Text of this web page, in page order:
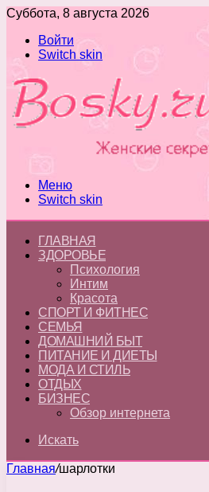
Суббота, 8 августа 2026
Войти
Switch skin
Меню
Switch skin
ГЛАВНАЯ
ЗДОРОВЬЕ
Психология
Интим
Красота
СПОРТ И ФИТНЕС
СЕМЬЯ
ДОМАШНИЙ БЫТ
ПИТАНИЕ И ДИЕТЫ
МОДА И СТИЛЬ
ОТДЫХ
БИЗНЕС
Обзор интернета
Искать
Главная/шарлотки